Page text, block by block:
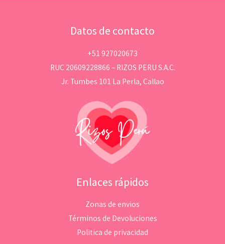
Datos de contacto
+51 927020673
RUC 20609228866 – RIZOS PERU S.A.C.
Jr. Tumbes 101 La Perla, Callao
Enlaces rápidos
Zonas de envios
Términos de Devoluciones
Politica de privacidad